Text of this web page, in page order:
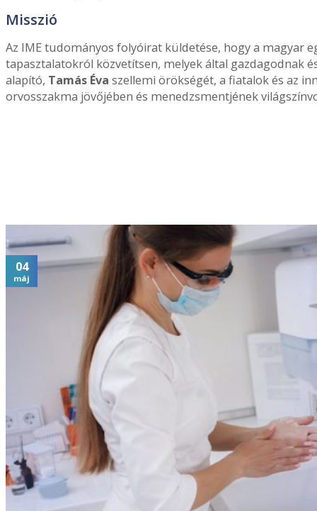
Misszió
Az IME tudományos folyóirat küldetése, hogy a magyar
tapasztalatokról közvetítsen, melyek által gazdagodnak
alapító, Tamás Éva szellemi örökségét, a fiatalok és az
orvosszakma jövőjében és menedzsmentjének
04
máj